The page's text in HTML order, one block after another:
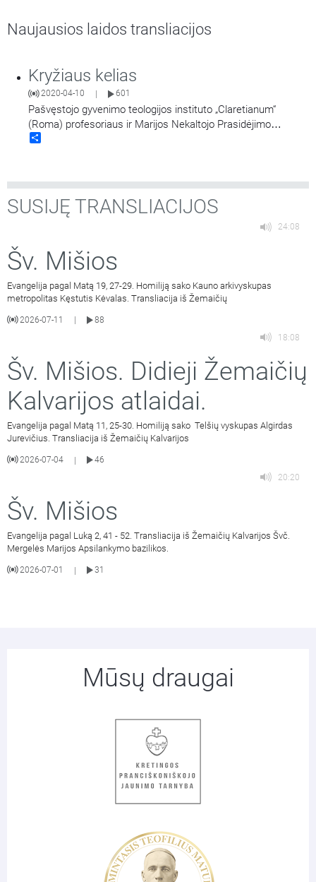
Naujausios laidos transliacijos
Kryžiaus kelias
2020-04-10 601
Pašvęstojo gyvenimo teologijos instituto „Claretianum“
(Roma) profesoriaus ir Marijos Nekaltojo Prasidėjimo
misionierių studijų centro vadovo kunigo Fabio Cardi
SUSIJĘ TRANSLIACIJOS
24:08
Šv. Mišios
Evangelija pagal Matą 19, 27-29. Homiliją sako Kauno arkivyskupas
metropolitas Kęstutis Kėvalas. Transliacija iš Žemaičių
2026-07-11
88
18:08
Šv. Mišios. Didieji Žemaičių
Kalvarijos atlaidai.
Evangelija pagal Matą 11, 25-30. Homiliją sako Telšių vyskupas Algirdas
Jurevičius. Transliacija iš Žemaičių Kalvarijos
2026-07-04 |
46
20:20
Šv. Mišios
Evangelija pagal Luką 2, 41 - 52. Transliacija iš Žemaičių Kalvarijos Švč.
Mergelės Marijos Apsilankymo bazilikos.
2026-07-01 | 31
Mūsų draugai